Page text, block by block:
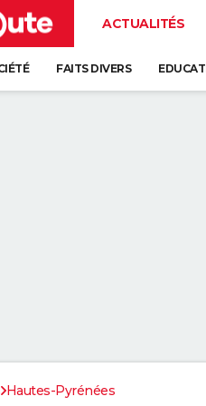
ACTUALITÉS
FAITS DIVERS
Hautes-Pyrénées